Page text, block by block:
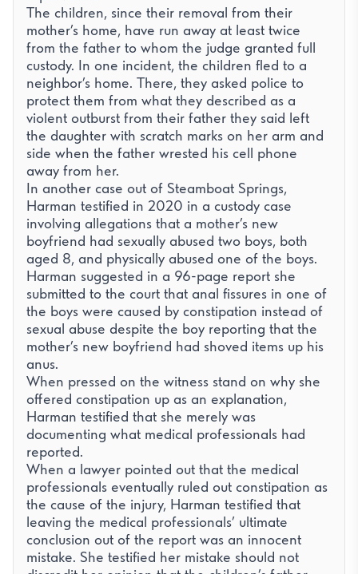
The children, since their removal from their
mother’s home, have run away at least twice
from the father to whom the judge granted full
custody. In one incident, the children fled to a
neighbor’s home. There, they asked police to
protect them from what they described as a
violent outburst from their father they said left
the daughter with scratch marks on her arm and
side when the father wrested his cell phone
away from her.
In another case out of Steamboat Springs,
Harman testified in 2020 in a custody case
involving allegations that a mother’s new
boyfriend had sexually abused two boys, both
aged 8, and physically abused one of the boys.
Harman suggested in a 96-page report she
submitted to the court that anal fissures in one of
the boys were caused by constipation instead of
sexual abuse despite the boy reporting that the
mother’s new boyfriend had shoved items up his
anus.
When pressed on the witness stand on why she
offered constipation up as an explanation,
Harman testified that she merely was
documenting what medical professionals had
reported.
When a lawyer pointed out that the medical
professionals eventually ruled out constipation as
the cause of the injury, Harman testified that
leaving the medical professionals’ ultimate
conclusion out of the report was an innocent
mistake. She testified her mistake should not
Απαραίτητα
Απαραίτητα για τη λειτουργία του ιστότοπου (session,
προστασία CSRF, η ίδια η προτίμησή σας για τα cookies).
Πάντα ενεργά.
Analytics
Μας βοηθά να κατανοήσουμε πώς οι επισκέπτες